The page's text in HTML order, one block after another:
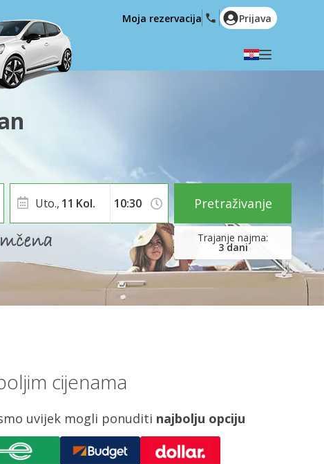
English (US)
Polski
Türkçe
Română
Ελληνικά
Hrvatski
العربية
Moja rezervacija Prijava
3 dani
Uto., 11 Kol. Pretraživanje
cijenama
uvijek mogli ponuditi najbolju opciju